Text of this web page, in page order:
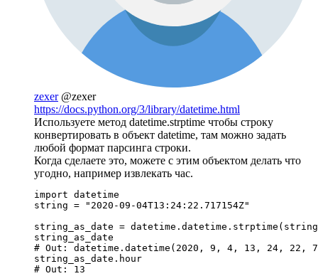
zexer @zexer
https://docs.python.org/3/library/datetime.html
Используете метод datetime.strptime чтобы строку
конвертировать в объект datetime, там можно задать
любой формат парсинга строки.
Когда сделаете это, можете с этим объектом делать что
угодно, например извлекать час.
import datetime
string = "2020-09-04T13:24:22.717154Z"
string_as_date = datetime.datetime.strptime(string,
string_as_date
# Out: datetime.datetime(2020, 9, 4, 13, 24, 22,
string_as_date.hour
# Out: 13